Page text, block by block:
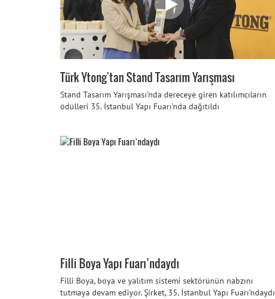
Türk Ytong'tan Stand Tasarım Yarışması
Stand Tasarım Yarışması’nda dereceye giren katılımcıların
ödülleri 35. İstanbul Yapı Fuarı’nda dağıtıldı
Filli Boya Yapı Fuarı’ndaydı
Filli Boya, boya ve yalıtım sistemi sektörünün nabzını
tutmaya devam ediyor. Şirket, 35. İstanbul Yapı Fuarı’ndaydı